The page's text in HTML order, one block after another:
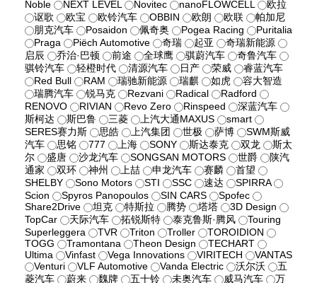
Noble
NEXT LEVEL Novitec nanoFLOWCELL
欧拉
讴歌
欧宝 欧铃汽车 OBBIN 欧朗 欧联
帕加尼
朋克汽车
Posaidon 佩奇奥 Pogea Racing
Puritalia
Praga
Piëch Automotive 奇瑞 起亚
奇瑞新能源
启辰
乔治·巴顿 前途 全球鹰 骐蔚汽车
奇鲁汽车
骐铃汽车
轻橙时代 清源汽车 日产 荣威
睿蓝汽车
Red Bull
RAM 瑞驰新能源 瑞麒 如虎
容大智造
瑞腾汽车
锐马克 Rezvani Radical
Radford
RENOVO
RIVIAN Revo Zero Rinspeed
深蓝汽车
斯柯达
斯巴鲁 三菱 上汽大通MAXUS
smart
SERES赛力斯
思皓 上汽集团 世极 萨博
SWM斯威
汽车
思铭 777 上海 SONY 斯达泰克 双龙
斯太
尔
盛唐 沙龙汽车 SONGSAN MOTORS 世爵
陕汽
通家
双环 神州 上喆 申龙汽车 赛麟
首望
SHELBY
Sono Motors STI SSC 速达
SPIRRA
Scion
Spyros Panopoulos SIN CARS
Spofec
Share2Drive
坦克 特斯拉 腾势 塔塔
3D Design
TopCar
天际汽车 拓锐斯特 泰克鲁斯·腾风
Touring
Superleggera
TVR Triton Troller
TOROIDION
TOGG
Tramontana Theon Design
TECHART
Ultima
Vinfast Vega Innovations VIRITECH
VANTAS
Venturi
VLF Automotive Vanda Electric 沃尔沃
五
菱汽车
蔚来 魏牌 五十铃 未奥汽车 威马汽车
万